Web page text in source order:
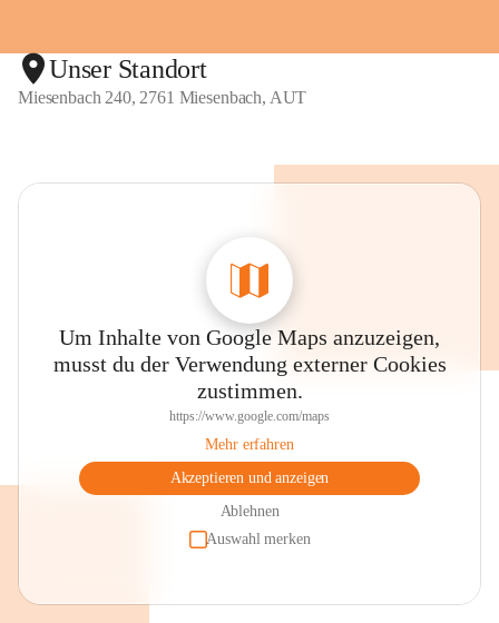
Unser Standort
Miesenbach 240, 2761 Miesenbach, AUT
Um Inhalte von Google Maps anzuzeigen,
musst du der Verwendung externer Cookies
zustimmen.
https://www.google.com/maps
Mehr erfahren
Akzeptieren und anzeigen
Ablehnen
Auswahl merken